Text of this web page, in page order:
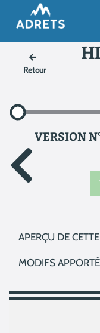
Retour
VERSION
APERÇU DE
MODIFS